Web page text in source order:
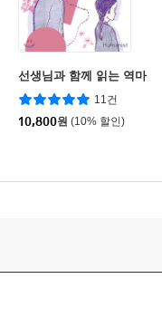
선생님과 함께 읽는 역마
11건
10,800원 (10% 할인)